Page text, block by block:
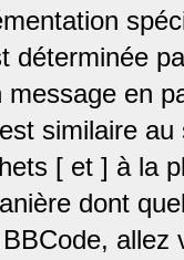
déterminée
en
similaire
[ et ] à la
dont